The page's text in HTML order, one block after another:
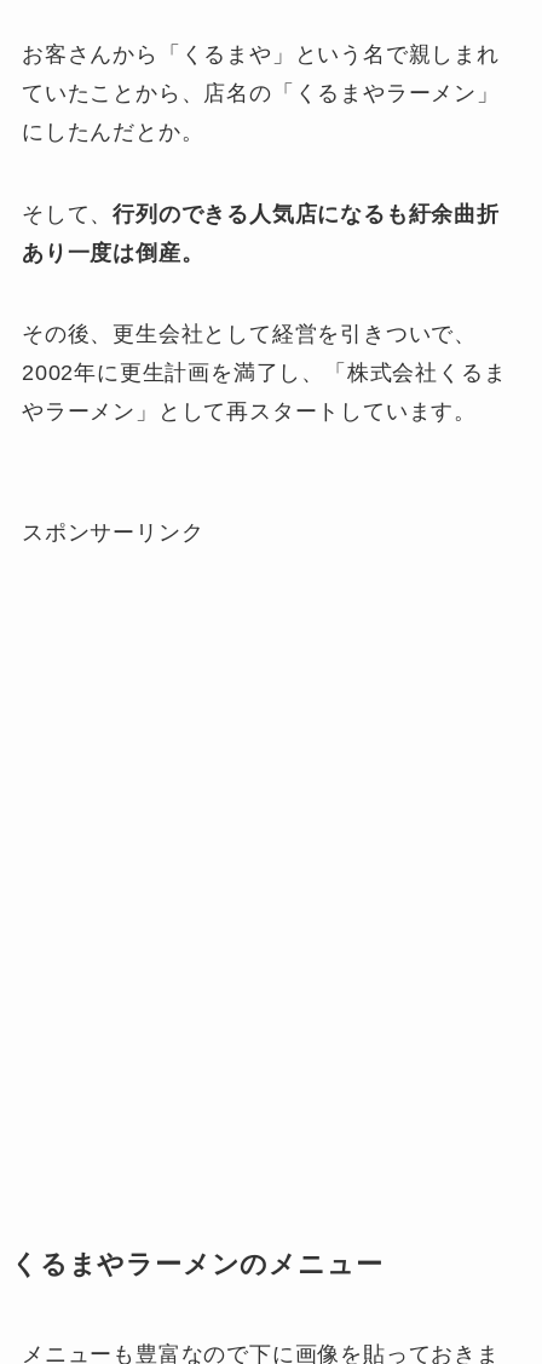
お客さんから「くるまや」という名で親しまれ
ていたことから、店名の「くるまやラーメン」
にしたんだとか。
そして、行列のできる人気店になるも紆余曲折
あり一度は倒産。
その後、更生会社として経営を引きついで、
2002年に更生計画を満了し、「株式会社くるま
やラーメン」として再スタートしています。
スポンサーリンク
くるまやラーメンのメニュー
メニューも豊富なので下に画像を貼っておきま